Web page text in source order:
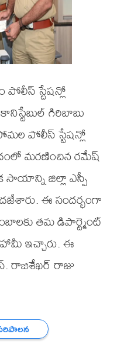
పోలీస్ స్టేషన్లో
గిరిబాబు
పోలీస్ స్టేషన్లో
మరణించిన రమేష్
సాయాన్ని జిల్లా ఎస్పీ
ఈ సందర్భంగా
తమ డిపార్ట్మెంట్
హామీ ఇచ్చారు. ఈ
రాజశేఖర్ రాజు